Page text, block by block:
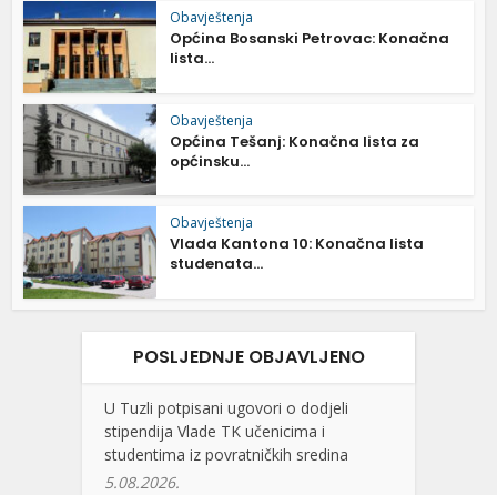
Obavještenja
Općina Bosanski Petrovac: Konačna
lista...
Obavještenja
Općina Tešanj: Konačna lista za
općinsku...
Obavještenja
Vlada Kantona 10: Konačna lista
studenata...
POSLJEDNJE OBJAVLJENO
U Tuzli potpisani ugovori o dodjeli
stipendija Vlade TK učenicima i
studentima iz povratničkih sredina
5.08.2026.